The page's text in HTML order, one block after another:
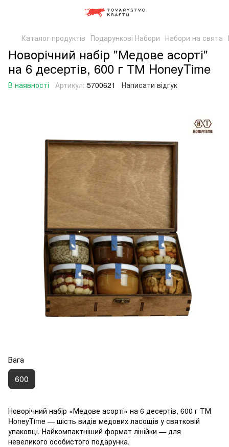
Каталог продуктів Подарункові Набори Набори на свята
Новорічний набір "Медове асорті"
на 6 десертів, 600 г ТМ HoneyTime
В наявності Артикул: 5700621 Написати відгук
Вага
600
Новорічний набір «Медове асорті» на 6 десертів, 600 г ТМ
HoneyTime — шість видів медових ласощів у святковій
упаковці. Найкомпактніший формат лінійки — для
невеликого особистого подарунка.